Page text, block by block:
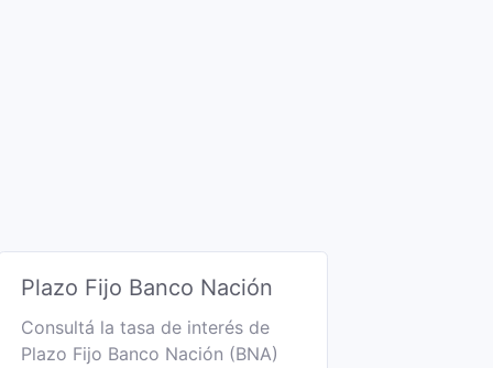
Plazo Fijo Banco Nación
Consultá la tasa de interés de
Plazo Fijo Banco Nación (BNA)